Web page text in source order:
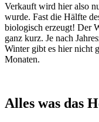
Verkauft wird hier also
wurde. Fast die Hälfte
biologisch erzeugt! Der
ganz kurz. Je nach
Winter gibt es hier nicht
Monaten.
Alles was das